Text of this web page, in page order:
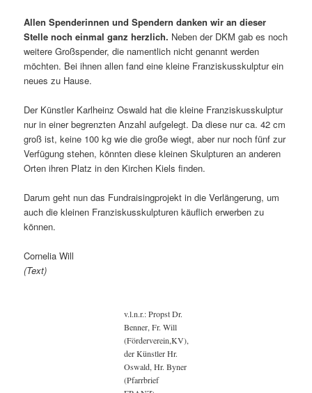
Allen Spenderinnen und Spendern danken wir an dieser
Stelle noch einmal ganz herzlich. Neben der DKM gab es noch
weitere Großspender, die namentlich nicht genannt werden
möchten. Bei ihnen allen fand eine kleine Franziskusskulptur ein
neues zu Hause.
Der Künstler Karlheinz Oswald hat die kleine Franziskusskulptur
nur in einer begrenzten Anzahl aufgelegt. Da diese nur ca. 42 cm
groß ist, keine 100 kg wie die große wiegt, aber nur noch fünf zur
Verfügung stehen, könnten diese kleinen Skulpturen an anderen
Orten ihren Platz in den Kirchen Kiels finden.
Darum geht nun das Fundraisingprojekt in die Verlängerung, um
auch die kleinen Franziskusskulpturen käuflich erwerben zu
können.
Cornelia Will
(Text)
v.l.n.r.: Propst Dr.
Benner, Fr. Will
(Förderverein,KV),
der Künstler Hr.
Oswald, Hr. Byner
(Pfarrbrief